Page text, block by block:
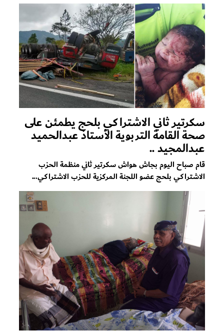
سكرتير ثاني الاشتراكي بلحج يطمئن على
صحة القامة التربوية الأستاذ عبدالحميد
عبدالمجيد ..
قام صباح اليوم بجاش هواش سكرتير ثاني منظمة الحزب
الاشتراكي بلحج عضو اللجنة المركزية للحزب الاشتراكي...